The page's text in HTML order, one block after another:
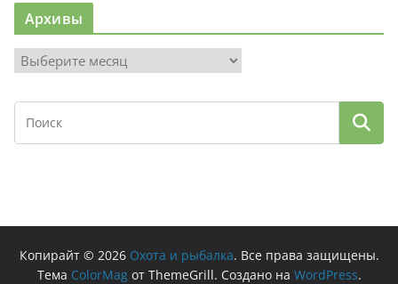
Архивы
р
х
в
Копирайт © 2026 Охота и рыбалка. Все права защищены.
Тема ColorMagот ThemeGrill. Создано на WordPress.